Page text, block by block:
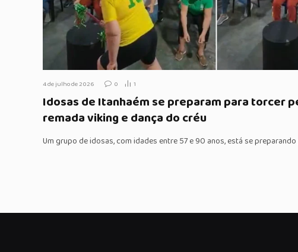
4 de julho de 2026 0 1
Idosas de Itanhaém se preparam para torcer
remada viking e dança do créu
Um grupo de idosas, com idades entre 57 e 90 anos, está se